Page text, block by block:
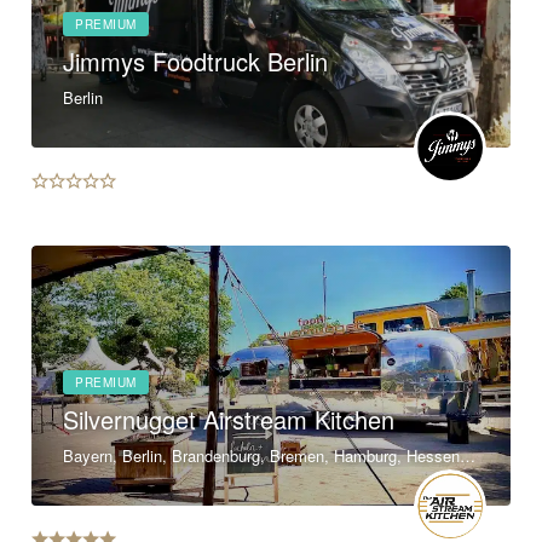
PREMIUM
Jimmys Foodtruck Berlin
Berlin
PREMIUM
Silvernugget Airstream Kitchen
Bayern, Berlin, Brandenburg, Bremen, Hamburg, Hessen, Mecklenburg-Vorpommern, Niedersachsen, Nordrhein-Westfalen, Rheinland-Pfalz, Saarland, Sachsen, Sachsen-Anhalt, Schleswig-Holstein, Thüringen, Baden-Württemberg